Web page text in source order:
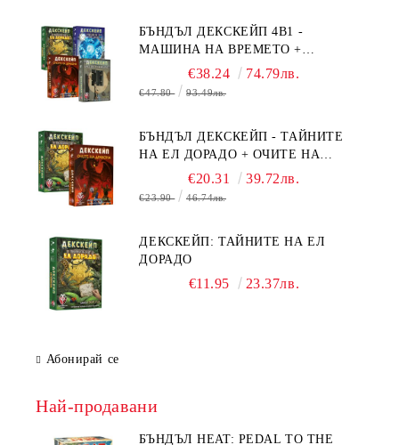
БЪНДЪЛ ДЕКСКЕЙП 4В1 -
МАШИНА НА ВРЕМЕТО +
БЯГСТВО ОТ АЛКАТРАЗ +
ТАЙНИТЕ НА ЕЛ ДОРАДО +
€38.24 74.79лв.
€47.80 93.49лв.
БЪНДЪЛ ДЕКСКЕЙП - ТАЙНИТЕ
НА ЕЛ ДОРАДО + ОЧИТЕ НА
ДРАКОНА€20.31 39.72лв.
€23.90 46.74лв.
ДЕКСКЕЙП: ТАЙНИТЕ НА ЕЛ
ДОРАДО
€11.95 23.37лв.
Абонирай се
Най-продавани
БЪНДЪЛ HEAT: PEDAL TO THE